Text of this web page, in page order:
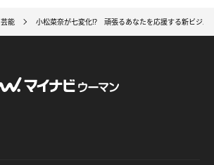
芸能 小松菜奈が七変化⁉ 頑張るあなたを応援する新ビジュ